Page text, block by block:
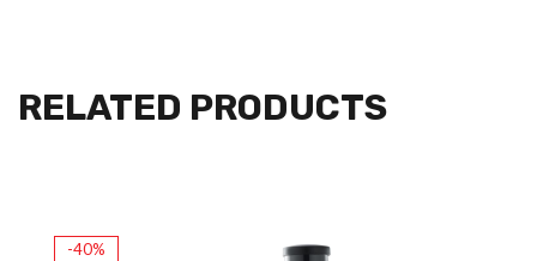
RELATED PRODUCTS
-40%